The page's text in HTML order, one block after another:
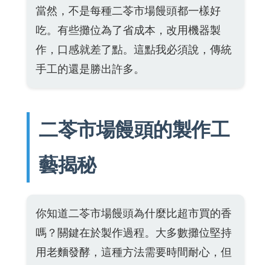
當然，不是每種二苓市場饅頭都一樣好
吃。有些攤位為了省成本，改用機器製
作，口感就差了點。這點我必須說，傳統
手工的還是勝出許多。
二苓市場饅頭的製作工
藝揭秘
你知道二苓市場饅頭為什麼比超市買的香
嗎？關鍵在於製作過程。大多數攤位堅持
用老麵發酵，這種方法需要時間耐心，但